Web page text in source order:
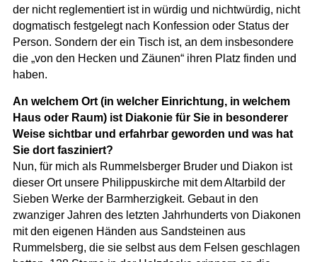
der nicht reglementiert ist in würdig und nichtwürdig, nicht
dogmatisch festgelegt nach Konfession oder Status der
Person. Sondern der ein Tisch ist, an dem insbesondere
die „von den Hecken und Zäunen“ ihren Platz finden und
haben.
An welchem Ort (in welcher Einrichtung, in welchem
Haus oder Raum) ist Diakonie für Sie in besonderer
Weise sichtbar und erfahrbar geworden und was hat
Sie dort fasziniert?
Nun, für mich als Rummelsberger Bruder und Diakon ist
dieser Ort unsere Philippuskirche mit dem Altarbild der
Sieben Werke der Barmherzigkeit. Gebaut in den
zwanziger Jahren des letzten Jahrhunderts von Diakonen
mit den eigenen Händen aus Sandsteinen aus
Rummelsberg, die sie selbst aus dem Felsen geschlagen